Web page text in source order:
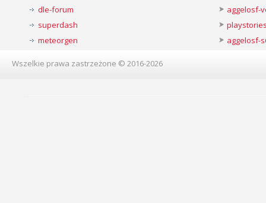
dle-forum
superdash
meteorgen
aggelosf-
aggelosf-
Wszelkie prawa zastrzeżone © 2016-2026